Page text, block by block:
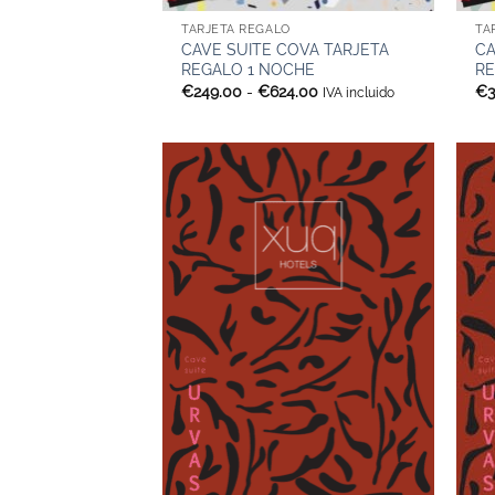
TARJETA REGALO
CAVE SUITE COVA TARJETA
REGALO 1 NOCHE
€249.00 - €624.00Rango
€249.00
hasta
€624.00
IVA incluido
€
+ +